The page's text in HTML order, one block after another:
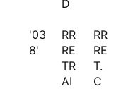
D
'03
8'
RR
RE
TR
AI
RR
RE
T.
C